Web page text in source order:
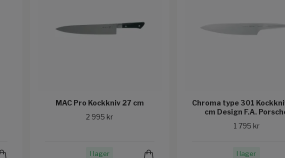
MAC Pro Kockkniv 27 cm
2 995 kr
I lager
Chroma type 301
cm Design F.A.
1 795 kr
I lager